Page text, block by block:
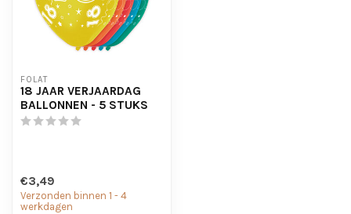
FOLAT
18 JAAR VERJAARDAG
BALLONNEN - 5 STUKS
€3,49
Verzonden binnen 1 - 4
werkdagen